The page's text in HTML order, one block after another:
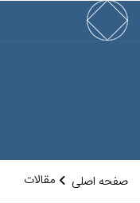
صفحه اصلی مقالات